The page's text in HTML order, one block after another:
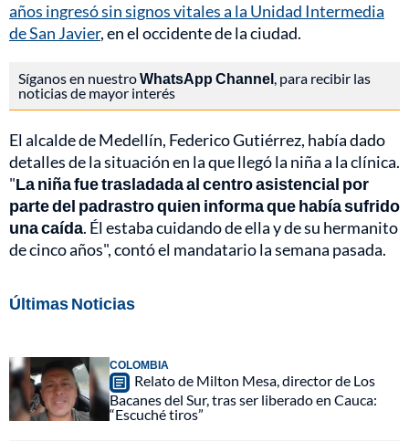
años ingresó sin signos vitales a la Unidad Intermedia
de San Javier, en el occidente de la ciudad.
Síganos en nuestroWhatsApp Channel, para recibir las
noticias de mayor interés
El alcalde de Medellín, Federico Gutiérrez, había dado
detalles de la situación en la que llegó la niña a la clínica.
"La niña fue trasladada al centro asistencial por
parte del padrastro quien informa que había sufrido
una caída. Él estaba cuidando de ella y de su hermanito
de cinco años", contó el mandatario la semana pasada.
Últimas Noticias
COLOMBIA
Relato de Milton Mesa, director de Los
Bacanes del Sur, tras ser liberado en Cauca:
“Escuché tiros”